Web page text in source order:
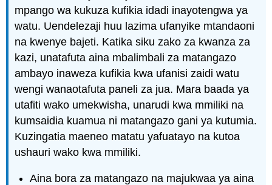
mpango wa kukuza kufikia idadi inayotengwa ya
watu. Uendelezaji huu lazima ufanyike mtandaoni
na kwenye bajeti. Katika siku zako za kwanza za
kazi, unatafuta aina mbalimbali za matangazo
ambayo inaweza kufikia kwa ufanisi zaidi watu
wengi wanaotafuta paneli za jua. Mara baada ya
utafiti wako umekwisha, unarudi kwa mmiliki na
kumsaidia kuamua ni matangazo gani ya kutumia.
Kuzingatia maeneo matatu yafuatayo na kutoa
ushauri wako kwa mmiliki.
Aina bora za matangazo na majukwaa ya aina